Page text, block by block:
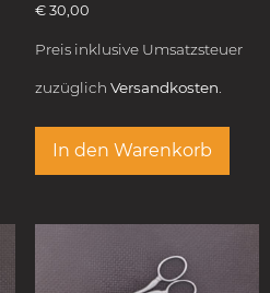
€30,00
Preis inklusive Umsatzsteuer
zuzüglich Versandkosten.
In den Warenkorb